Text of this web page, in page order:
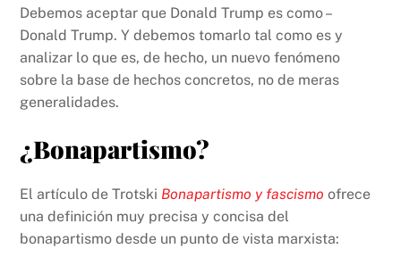
Debemos aceptar que Donald Trump es como –
Donald Trump. Y debemos tomarlo tal como es y
analizar lo que es, de hecho, un nuevo fenómeno
sobre la base de hechos concretos, no de meras
generalidades.
¿Bonapartismo?
El artículo de Trotski Bonapartismo y fascismoofrece
una definición muy precisa y concisa del
bonapartismo desde un punto de vista marxista: